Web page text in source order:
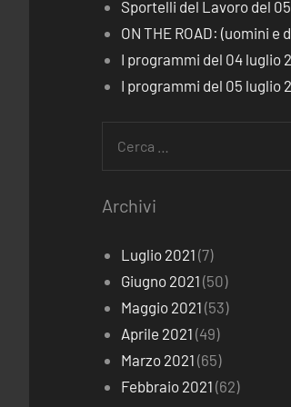
Sportelli del Lavoro del
ON THE ROAD: (uomini
I programmi del 04 luglio
I programmi del 05 luglio
Archivi
Luglio 2021 (7)
Giugno 2021 (50)
Maggio 2021 (53)
Aprile 2021 (49)
Marzo 2021 (65)
Febbraio 2021 (62)